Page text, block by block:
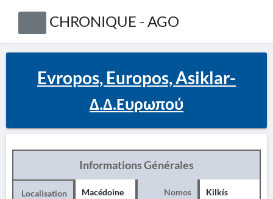
CHRONIQUE - AGO
Evropos, Europos, Asiklar-
Δ.Δ.Ευρωπού
Informations Générales
Localisation
Macédoine
Nomos Kilkís